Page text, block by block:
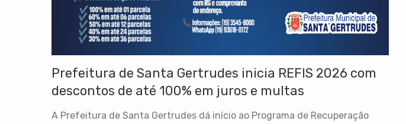
Prefeitura de Santa Gertrudes inicia REFIS 2026 com
descontos de até 100% em juros e multas
A Prefeitura de Santa Gertrudes dá início ao Programa de Recuperação